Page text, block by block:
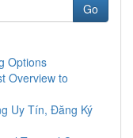
Go
Options
Overview to
Uy Tín, Đăng Ký